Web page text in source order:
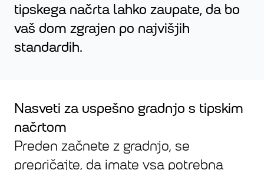
tipskega načrta lahko zaupate, da bo
vaš dom zgrajen po najvišjih
standardih.
Nasveti za uspešno gradnjo s tipskim
načrtom
Preden začnete z gradnjo, se
prepričajte, da imate vsa potrebna